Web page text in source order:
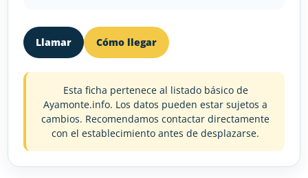
Llamar Cómo llegar
Esta ficha pertenece al listado básico de
Ayamonte.info. Los datos pueden estar sujetos a
cambios. Recomendamos contactar directamente
con el establecimiento antes de desplazarse.